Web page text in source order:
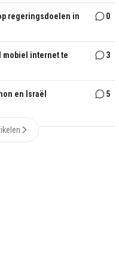
regeringsdoelen in
0
mobiel internet te
3
en Israël
5